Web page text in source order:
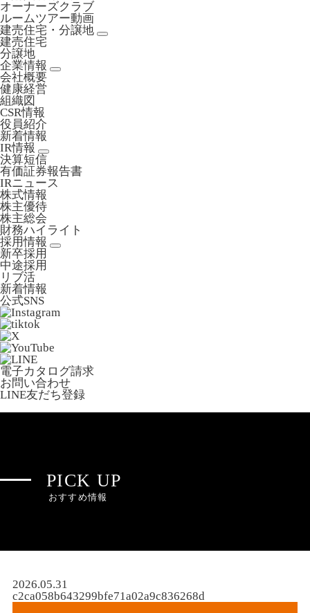
オーナーズクラブ
ルームツアー動画
建売住宅・分譲地
建売住宅
分譲地
企業情報
会社概要
健康経営
組織図
CSR情報
役員紹介
新着情報
IR情報
決算短信
有価証券報告書
IRニュース
株式情報
株主優待
株主総会
財務ハイライト
採用情報
新卒採用
中途採用
リブ活
新着情報
公式SNS
電子カタログ請求
お問い合わせ
LINE友だち登録
PICK UP
おすすめ情報
2026.05.31
c2ca058b643299bfe71a02a9c836268d